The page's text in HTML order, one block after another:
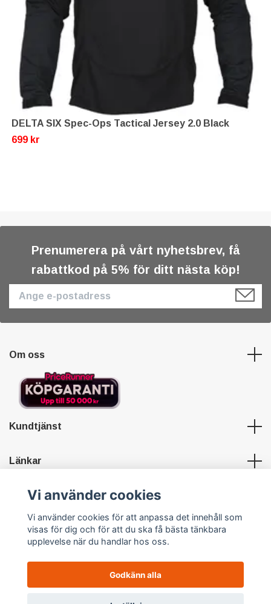
DELTA SIX Spec-Ops Tactical Jersey 2.0 Black
699 kr
Prenumerera på vårt nyhetsbrev, få
rabattkod på 5% för ditt nästa köp!
Om oss
Kundtjänst
Länkar
Sociala medier
© 2026 HypersportsPowered by Quickbutik
Vi använder cookies
Vi använder cookies för att anpassa det innehåll som
visas för dig och för att du ska få bästa tänkbara
upplevelse när du handlar hos oss.
Godkänn alla